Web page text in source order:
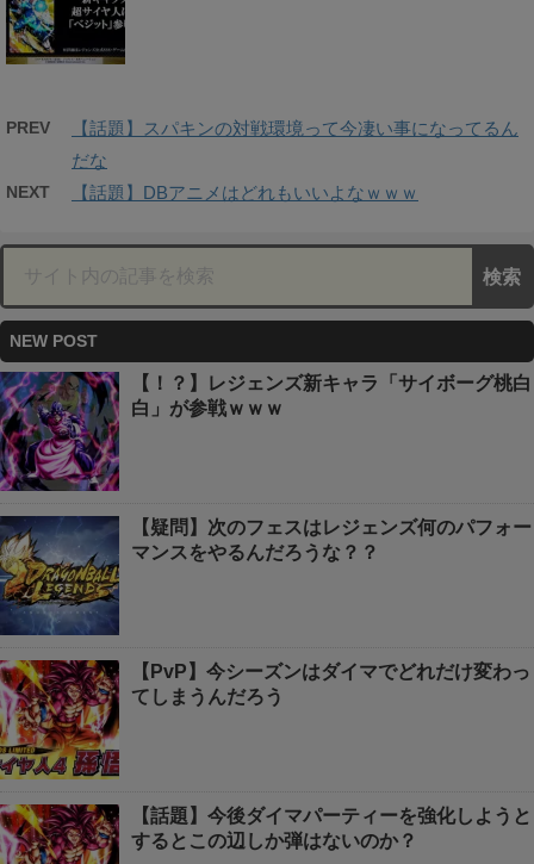
PREV
【話題】スパキンの対戦環境って今凄い事になってるん
だな
NEXT 【話題】DBアニメはどれもいいよなｗｗｗ
NEW POST
【！？】レジェンズ新キャラ「サイボーグ桃白
白」が参戦ｗｗｗ
【疑問】次のフェスはレジェンズ何のパフォー
マンスをやるんだろうな？？
【PvP】今シーズンはダイマでどれだけ変わっ
てしまうんだろう
【話題】今後ダイマパーティーを強化しようと
するとこの辺しか弾はないのか？